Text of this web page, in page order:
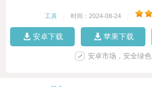
工具 时间：2024-08-24
安卓下载 苹果下载
安卓市场，安全绿色